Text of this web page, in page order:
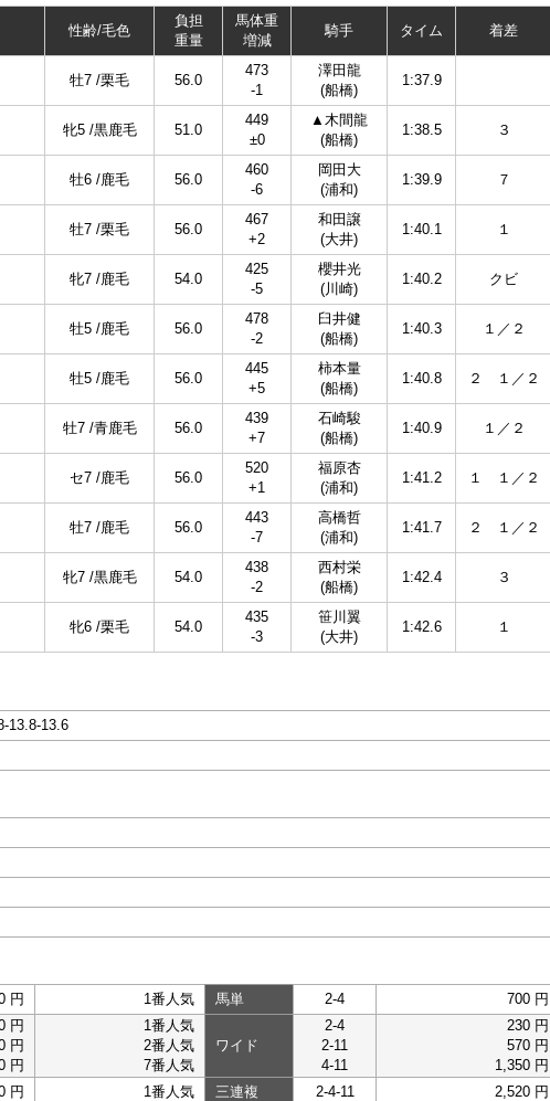
性齢/毛色
負担
重量
馬体重
増減
騎手 タイム 着差
牡7 /栗毛 56.0
473
-1
澤田龍
(船橋)
1:37.9
牝5 /黒鹿毛 51.0
449
±0
▲木間龍
(船橋)
1:38.5 ３
牡6 /鹿毛 56.0
460
-6
岡田大
(浦和)
1:39.9 ７
牡7 /栗毛 56.0
467
+2
和田譲
(大井)
1:40.1 １
牝7 /鹿毛 54.0
425
-5
櫻井光
(川崎)
1:40.2 クビ
牡5 /鹿毛 56.0
478
-2
臼井健
(船橋)
1:40.3 １／２
牡5 /鹿毛 56.0
445
+5
柿本量
(船橋)
1:40.8 ２ １／２
牡7 /青鹿毛 56.0
439
+7
石崎駿
(船橋)
1:40.9 １／２
セ7 /鹿毛 56.0
520
+1
福原杏
(浦和)
1:41.2 １ １／２
牡7 /鹿毛 56.0
443
-7
高橋哲
(浦和)
1:41.7 ２ １／２
牝7 /黒鹿毛 54.0
438
-2
西村栄
(船橋)
1:42.4 ３
牝6 /栗毛 54.0
435
-3
笹川翼
(大井)
1:42.6 １
13.8-13.6
円 1番人気 馬単 2-4 700 円
円
円
円
1番人気
2番人気
7番人気
ワイド
2-4
2-11
4-11
230 円
570 円
1,350 円
円 1番人気 三連複 2-4-11 2,520 円